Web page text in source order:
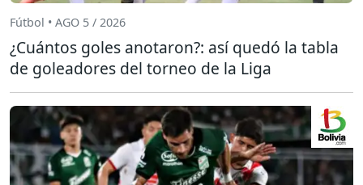
Fútbol • AGO 5 / 2026
¿Cuántos goles anotaron?: así quedó la tabla
de goleadores del torneo de la Liga